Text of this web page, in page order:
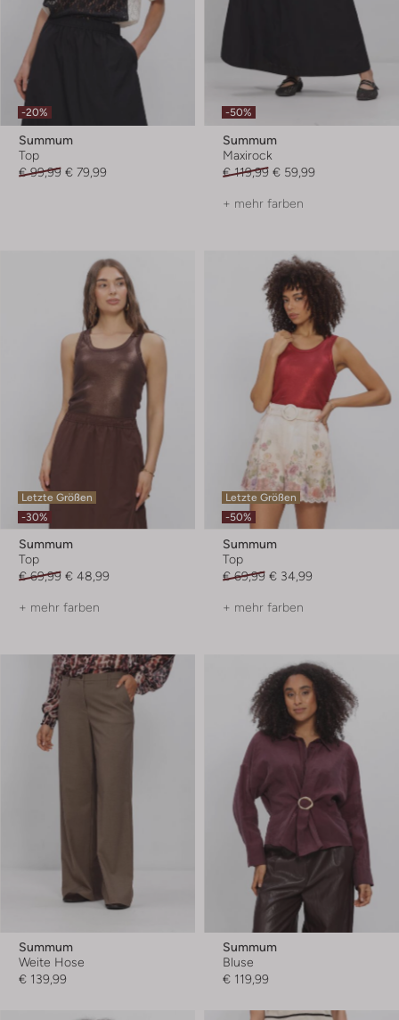
-20%
Summum
Top
€ 99,99 € 79,99
-50%
Summum
Maxirock
€ 119,99 € 59,99
+ mehr farben
Letzte Größen
-30%
Summum
Top
€ 69,99 € 48,99
+ mehr farben
Letzte Größen
-50%
Summum
Top
€ 69,99 € 34,99
+ mehr farben
Summum
Weite Hose
€ 139,99
Summum
Bluse
€ 119,99